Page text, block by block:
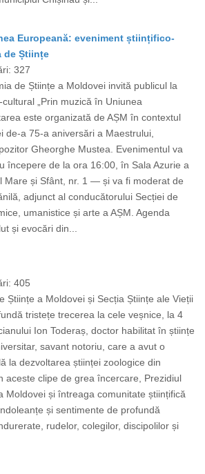
Europeană: eveniment științifico-
de Științe
327
de Științe a Moldovei invită publicul la
„Prin muzică în Uniunea
este organizată de AȘM în contextul
de-a 75-a aniversări a Maestrului,
Gheorghe Mustea. Evenimentul va
începere de la ora 16:00, în Sala Azurie a
și Sfânt, nr. 1 — și va fi moderat de
adjunct al conducătorului Secției de
umanistice și arte a AȘM. Agenda
și evocări din...
405
Științe a Moldovei și Secția Științe ale Vieții
tristețe trecerea la cele veșnice, la 4
Ion Toderaș, doctor habilitat în științe
savant notoriu, care a avut o
la dezvoltarea științei zoologice din
aceste clipe de grea încercare, Prezidiul
Moldovei și întreaga comunitate științifică
și sentimente de profundă
rudelor, colegilor, discipolilor și